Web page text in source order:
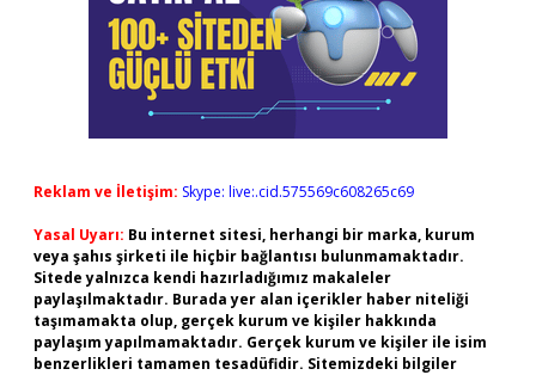
Reklam ve İletişim: Skype: live:.cid.575569c608265c69
Yasal Uyarı: Bu internet sitesi, herhangi bir marka, kurum
veya şahıs şirketi ile hiçbir bağlantısı bulunmamaktadır.
Sitede yalnızca kendi hazırladığımız makaleler
paylaşılmaktadır. Burada yer alan içerikler haber niteliği
taşımamakta olup, gerçek kurum ve kişiler hakkında
paylaşım yapılmamaktadır. Gerçek kurum ve kişiler ile isim
benzerlikleri tamamen tesadüfidir. Sitemizdeki bilgiler